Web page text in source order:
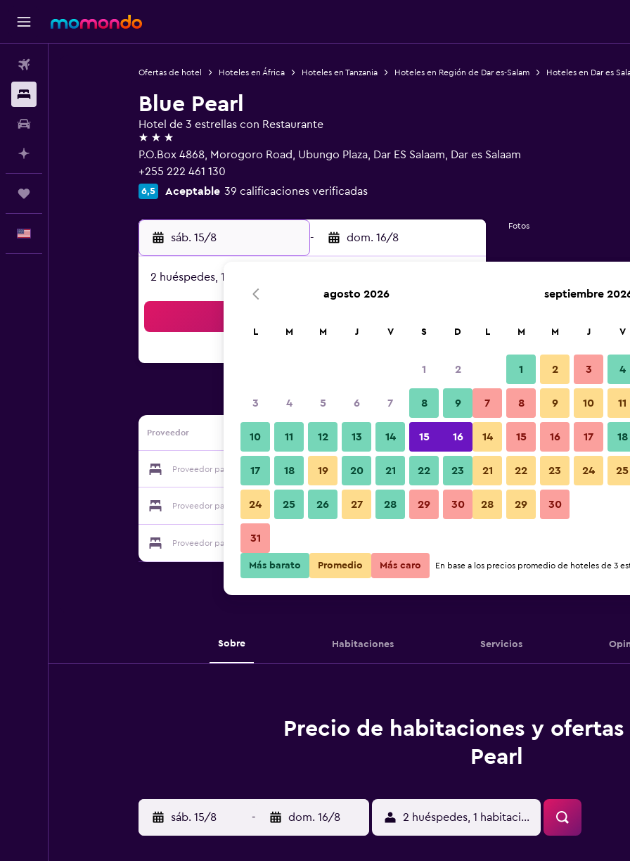
Ofertas de hotel Hoteles en África Hoteles en Tanzania Hoteles en Región de Dar es-Salam Hoteles en Dar es
Blue Pearl
Hotel de 3 estrellas con Restaurante
3 estrellas
P.O.Box 4868, Morogoro Road, Ubungo Plaza, Dar ES Salaam, Dar es Salaam
+255 222 461 130
6,5 Aceptable 39 calificaciones verificadas
sáb. 15/8 - dom. 16/8
2 huéspedes, 1 habitación
Proveedor
Proveedor para Blue Pearl Ver precios
Proveedor para Blue Pearl Ver precios
Proveedor para Blue Pearl
Fotos
Sobre Habitaciones Servicios
Precio de habitaciones y ofertas
Pearl
sáb. 15/8 - dom. 16/8 2 huéspedes, 1 habitación
agosto 2026
L M M J V S D
1 2
3 4 5 6 7 8 9
10 11 12 13 14 15 16
17 18 19 20 21 22 23
24 25 26 27 28 29 30
31
septiembre
L M M J V
1 2 3 4
7 8 9 10 11
14 15 16 17 18
21 22 23 24 25
28 29 30
Más barato Promedio Más caro En base a los precios promedio de hoteles de 3